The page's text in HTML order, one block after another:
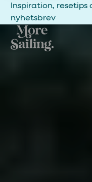
Inspiration,
nyhetsbrev